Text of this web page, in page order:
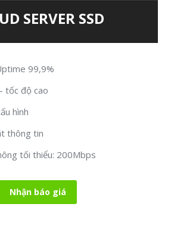
SERVER SSD
99,9%
tốc độ cao
hình
thông tin
tối thiểu: 200Mbps
Nhận báo giá